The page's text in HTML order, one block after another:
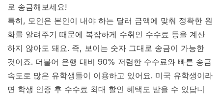
로 송금해보세요!
특히, 모인은 본인이 내야 하는 달러 금액에 맞춰 정확한 원
화를 알려주기 때문에 복잡하게 수취인 수수료 등을 계산
하지 않아도 돼요. 즉, 보이는 숫자 그대로 송금이 가능한
것이죠. 더불어 은행 대비 90% 저렴한 수수료와 빠른 송금
속도로 많은 유학생들이 이용하고 있어요. 미국 유학생이라
면 학생 인증 후 수수료 최대 할인 혜택도 받을 수 있답니